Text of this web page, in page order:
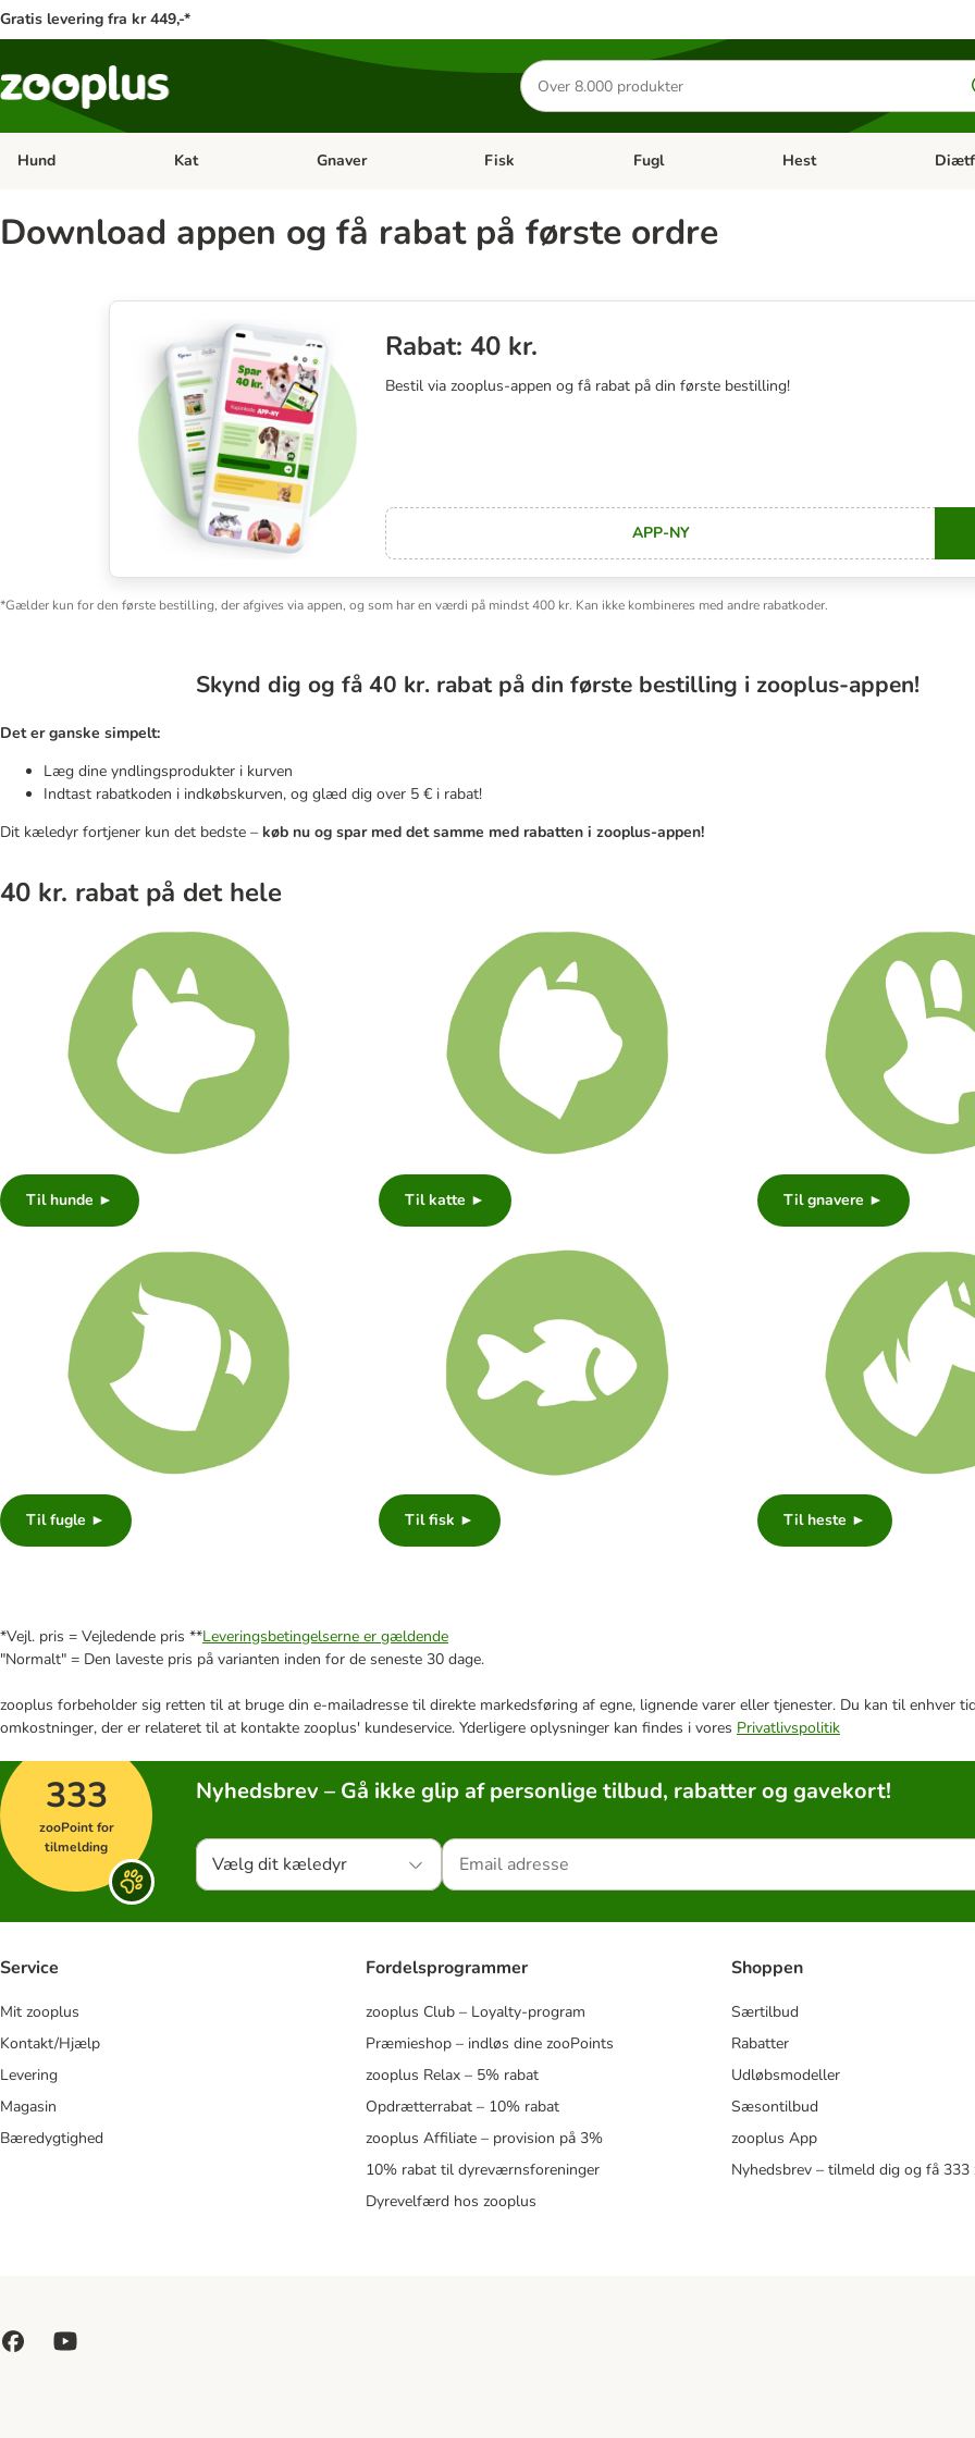
Gratis levering fra kr 449,-*
Søg
efter
produkter
Hund Åben kategori menu: Hund
Kat Åben kategori menu: Kat
Gnaver Åben kategori menu: Gnaver
Fisk Åben kategori menu: Fisk
Fugl Åben kategori menu: Fugl
Hest Åben
Download appen og få rabat på første ordre
Rabat: 40 kr.
Bestil via zooplus-appen og få rabat på din første bestilling!
APP-NY
*Gælder kun for den første bestilling, der afgives via appen, og som har en værdi på mindst 400 kr. Kan ikke kombineres med andre rabatkoder.
Skynd dig og få 40 kr. rabat på din første bestilling i zooplus-appen!
Det er ganske simpelt:
Læg dine yndlingsprodukter i kurven
Indtast rabatkoden i indkøbskurven, og glæd dig over 5 € i rabat!
Dit kæledyr fortjener kun det bedste – køb nu og spar med det samme med rabatten i zooplus-appen!
40 kr. rabat på det hele
Til hunde ► Til katte ► Til gnavere ►
Til fugle ► Til fisk ► Til heste ►
*Vejl. pris = Vejledende pris **Leveringsbetingelserne er gældende
"Normalt" = Den laveste pris på varianten inden for de seneste 30 dage.
zooplus forbeholder sig retten til at bruge din e-mailadresse til direkte markedsføring af egne, lignende varer eller tjenester. Du kan til enhver
omkostninger, der er relateret til at kontakte zooplus' kundeservice. Yderligere oplysninger kan findes i vores Privatlivspolitik
333
zooPoint for
tilmelding
Nyhedsbrev – Gå ikke glip af personlige tilbud, rabatter og gavekort!
Vælg dit kæledyr
Service
Mit zooplus
Kontakt/Hjælp
Levering
Magasin
Bæredygtighed
Fordelsprogrammer
zooplus Club – Loyalty-program
Præmieshop – indløs dine zooPoints
zooplus Relax – 5% rabat
Opdrætterrabat – 10% rabat
zooplus Affiliate – provision på 3%
10% rabat til dyreværnsforeninger
Dyrevelfærd hos zooplus
Shoppen
Særtilbud
Rabatter
Udløbsmodeller
Sæsontilbud
zooplus App
Nyhedsbrev – tilmeld dig og få 333